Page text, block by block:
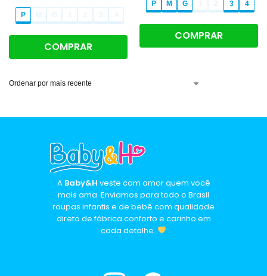
P M G 1 2 3 4
COMPRAR
P M G 1 2 3 4
COMPRAR
A Baby&H veste com amor quem você
mais ama. Enviamos para todo o Brasil
roupas infantis e de bebê com qualidade
direto de fábrica conforto e carinho em
cada detalhe.